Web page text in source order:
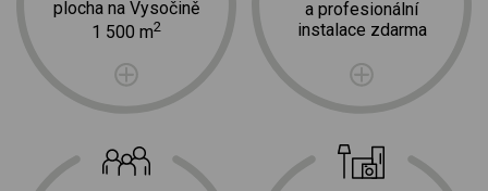
plocha na Vysočině
1 500 m2
a profesionální
instalace zdarma